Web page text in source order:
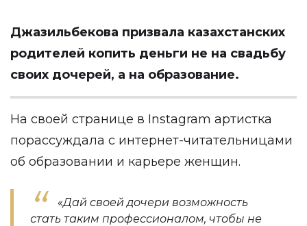
Джазильбекова призвала казахстанских
родителей копить деньги не на свадьбу
своих дочерей, а на образование.
На своей странице в Instagram артистка
порассуждала с интернет-читательницами
об образовании и карьере женщин.
«Дай своей дочери возможность
стать таким профессионалом, чтобы не